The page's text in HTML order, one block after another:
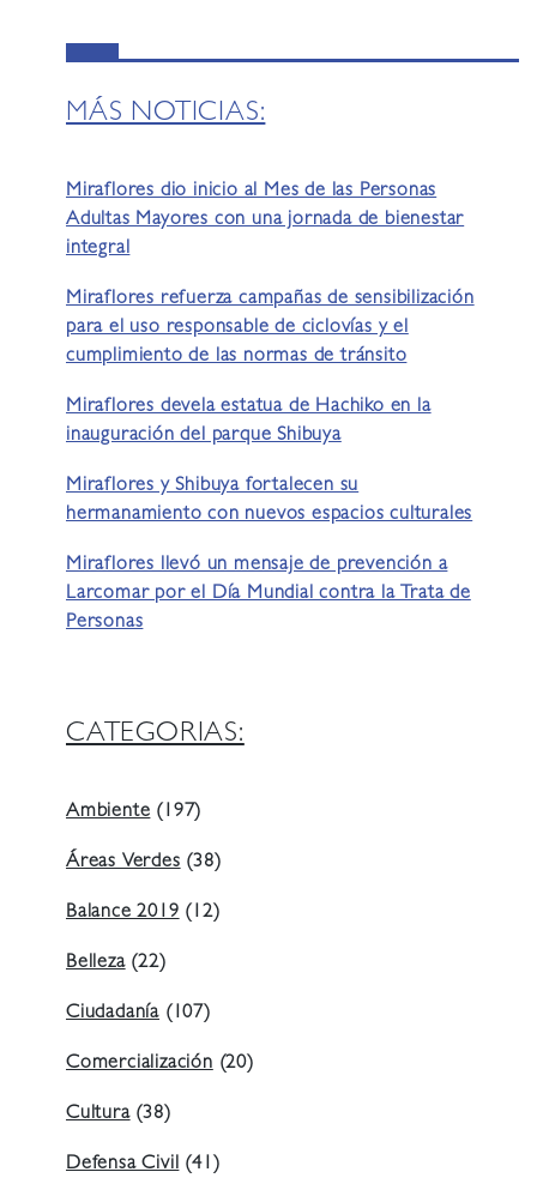
MÁS NOTICIAS:
Miraflores dio inicio al Mes de las Personas
Adultas Mayores con una jornada de bienestar
integral
Miraflores refuerza campañas de sensibilización
para el uso responsable de ciclovías y el
cumplimiento de las normas de tránsito
Miraflores devela estatua de Hachiko en la
inauguración del parque Shibuya
Miraflores y Shibuya fortalecen su
hermanamiento con nuevos espacios culturales
Miraflores llevó un mensaje de prevención a
Larcomar por el Día Mundial contra la Trata de
Personas
CATEGORIAS:
Ambiente (197)
Áreas Verdes (38)
Balance 2019 (12)
Belleza(22)
Ciudadanía (107)
Comercialización (20)
Cultura(38)
Defensa Civil (41)